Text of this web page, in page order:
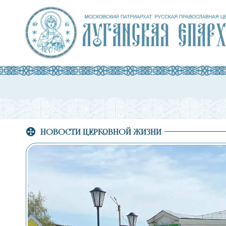
НОВОСТИ ЦЕРКОВНОЙ ЖИЗНИ